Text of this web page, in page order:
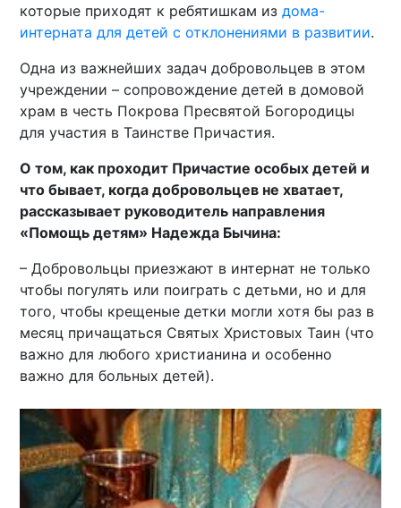
которые приходят к ребятишкам издома-
интерната для детей с отклонениями в развитии.
Одна из важнейших задач добровольцев в этом
учреждении – сопровождение детей в домовой
храм в честь Покрова Пресвятой Богородицы
для участия в Таинстве Причастия.
О том, как проходит Причастие особых детей и
что бывает, когда добровольцев не хватает,
рассказывает руководитель направления
«Помощь детям» Надежда Бычина:
– Добровольцы приезжают в интернат не только
чтобы погулять или поиграть с детьми, но и для
того, чтобы крещеные детки могли хотя бы раз в
месяц причащаться Святых Христовых Таин (что
важно для любого христианина и особенно
важно для больных детей).